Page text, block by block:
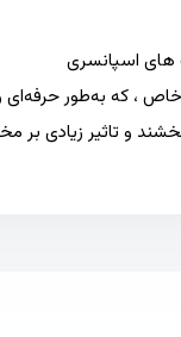
های اسپانسری
خاص ، که به‌طور
و تاثیر زیادی بر